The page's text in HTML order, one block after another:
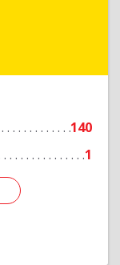
140
1
Подробнее